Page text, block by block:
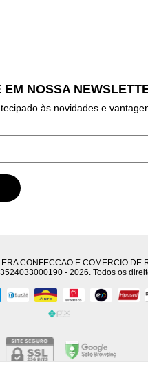
EM NOSSA
às novidades e
CONFECCAO E COMERCIO DE
- 2026. Todos os